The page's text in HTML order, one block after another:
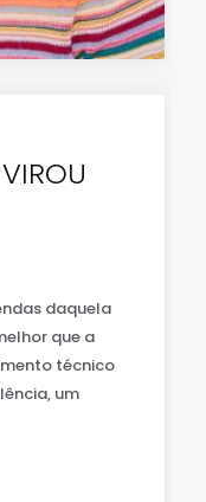
daquela
que a
técnico
um